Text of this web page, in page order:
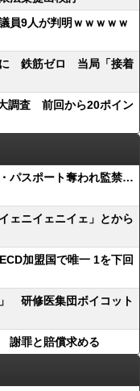
員9人が判明ｗｗｗｗｗ
に 鉄筋ゼロ 当局「接着
調査 前回から20ポイン
パスポート奪われ監禁…
ェニイェニイェ」とから
加盟国で唯一 1を下回
研修医集団ボイコット
謝罪と賠償求める